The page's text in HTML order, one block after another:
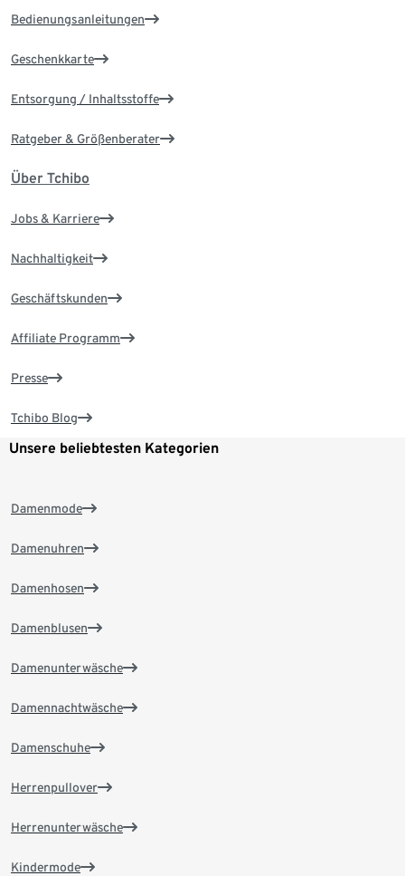
Bedienungsanleitungen
Geschenkkarte
Entsorgung / Inhaltsstoffe
Ratgeber & Größenberater
Über Tchibo
Jobs & Karriere
Nachhaltigkeit
Geschäftskunden
Affiliate Programm
Presse
Tchibo Blog
Unsere beliebtesten Kategorien
Damenmode
Damenuhren
Damenhosen
Damenblusen
Damenunterwäsche
Damennachtwäsche
Damenschuhe
Herrenpullover
Herrenunterwäsche
Kindermode